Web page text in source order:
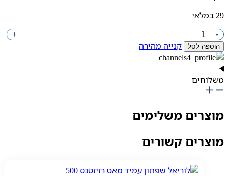
29 במלאי
-
כמות
של
ד"ר
פישר
סרקל
ספריי
קשרים
לילדים
סוגי
+
הוספה לסל קנייה מהירה
משלוחים
מוצרים משלימים
מוצרים קשורים